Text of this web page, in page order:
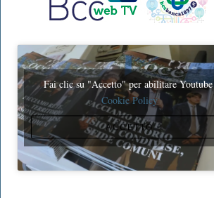
Fai clic su "Accetto" per abilitare Youtube
Cookie Policy
ACCETTO